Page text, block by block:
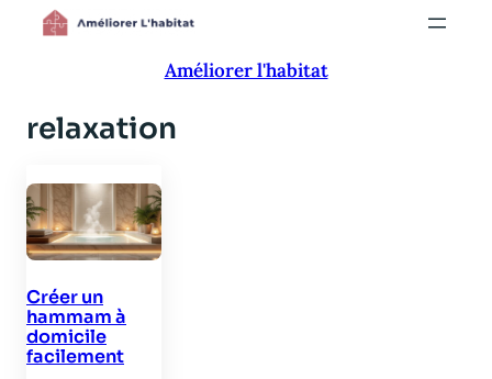
Aller
Améliorer l'habitat
relaxation
Créer un
hammam à
domicile
facilement